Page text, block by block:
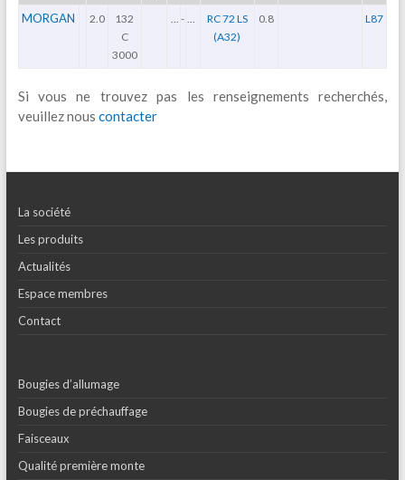
MORGAN 2.0
132
C
3000
-
RC 72 LS
(A32)
0.8 L87
Si vous ne trouvez pas les renseignements recherchés,
veuillez nous contacter
La société
Les produits
Actualités
Espace membres
Contact
Bougies d’allumage
Bougies de préchauffage
Faisceaux
Qualité première monte